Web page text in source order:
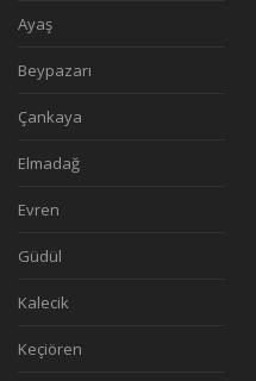
Ayaş
Beypazarı
Çankaya
Elmadağ
Evren
Güdül
Kalecik
Keçiören